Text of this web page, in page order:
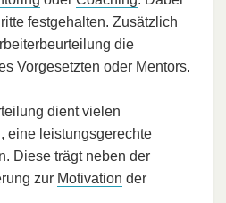
festgehalten. Zusätzlich
die
Vorgesetzten oder Mentors.
dient vielen
eine leistungsgerechte
Diese trägt neben der
zur Motivation der